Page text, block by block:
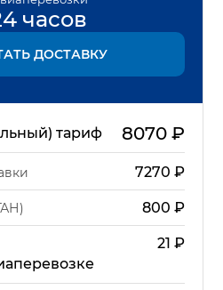
часов
ДОСТАВКУ
тариф 8070₽
7270 ₽
800 ₽
21 ₽